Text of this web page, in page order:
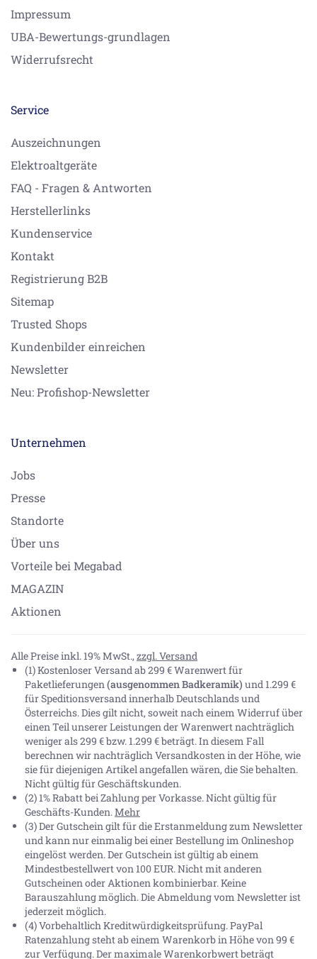
Impressum
UBA-Bewertungs-grundlagen
Widerrufsrecht
Service
Auszeichnungen
Elektroaltgeräte
FAQ - Fragen & Antworten
Herstellerlinks
Kundenservice
Kontakt
Registrierung B2B
Sitemap
Trusted Shops
Kundenbilder einreichen
Newsletter
Neu: Profishop-Newsletter
Unternehmen
Jobs
Presse
Standorte
Über uns
Vorteile bei Megabad
MAGAZIN
Aktionen
Alle Preise inkl. 19% MwSt., zzgl. Versand
(1) Kostenloser Versand ab 299 € Warenwert für
Paketlieferungen(ausgenommen Badkeramik) und 1.299 €
für Speditionsversand innerhalb Deutschlands und
Österreichs. Dies gilt nicht, soweit nach einem Widerruf über
einen Teil unserer Leistungen der Warenwert nachträglich
weniger als 299 € bzw. 1.299 € beträgt. In diesem Fall
berechnen wir nachträglich Versandkosten in der Höhe, wie
sie für diejenigen Artikel angefallen wären, die Sie behalten.
Nicht gültig für Geschäftskunden.
(2) 1% Rabatt bei Zahlung per Vorkasse. Nicht gültig für
Geschäfts-Kunden.Mehr
(3) Der Gutschein gilt für die Erstanmeldung zum Newsletter
und kann nur einmalig bei einer Bestellung im Onlineshop
eingelöst werden. Der Gutschein ist gültig ab einem
Mindestbestellwert von 100 EUR. Nicht mit anderen
Gutscheinen oder Aktionen kombinierbar. Keine
Barauszahlung möglich. Die Abmeldung vom Newsletter ist
jederzeit möglich.
(4) Vorbehaltlich Kreditwürdigkeitsprüfung. PayPal
Ratenzahlung steht ab einem Warenkorb in Höhe von99 €
zur Verfügung. Der maximale Warenkorbwert beträgt